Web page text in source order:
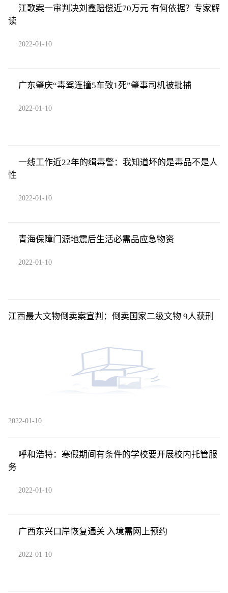
江歌案一审判决刘鑫赔偿近70万元 有何依据？专家解
读
2022-01-10
广东肇庆“毒驾连撞5车致1死”肇事司机被批捕
2022-01-10
一线工作近22年的缉毒警：我知道坏的是毒品不是人
性
2022-01-10
青海保障门源地震后生活必需品应急物资
2022-01-10
江西最大文物倒卖案宣判：倒卖国家二级文物 9人获刑
2022-01-10
呼和浩特：寒假期间有条件的学校要开展校内托管服
务
2022-01-10
广西东兴口岸恢复通关 入境需网上预约
2022-01-10